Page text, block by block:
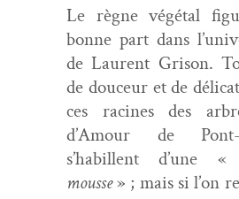
Le règne végé­tal
bonne part dans
de Lau­rent Gri­son.
de douceur et de
ces racines des
d’Amour de
s’habillent d’une «
mousse» ; mais si l’on